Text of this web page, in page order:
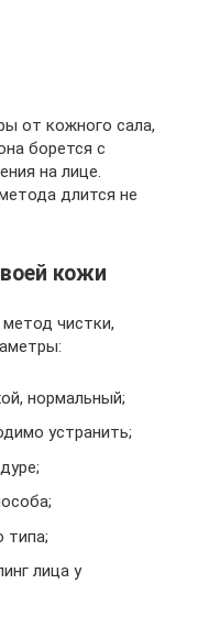
от кожного сала,
борется с
на лице.
длится не
кожи
чистки,
нормальный;
устранить;
типа;
лица у